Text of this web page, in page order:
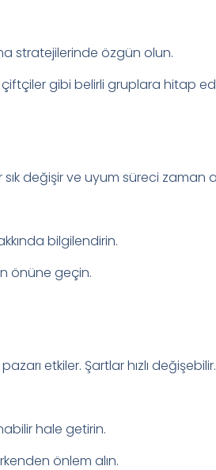
stratejilerinde özgün olun.
gibi belirli gruplara hitap
değişir ve uyum süreci zaman
bilgilendirin.
önüne geçin.
etkiler. Şartlar hızlı değişebilir.
hale getirin.
önlem alın.